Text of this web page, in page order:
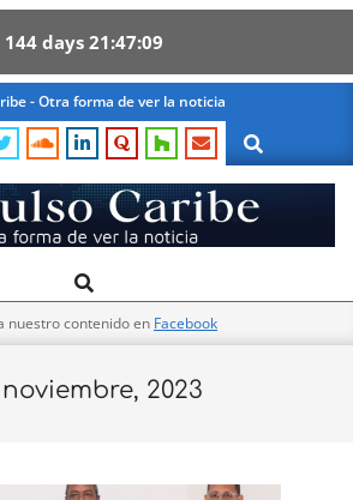
144 days 21 47 08
- Otra forma de ver la noticia
Search
Search
nuestro contenido en Facebook
2023